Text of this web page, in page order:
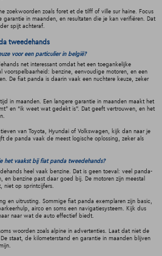
zoekwoorden zoals foret et de tilff of ville sur haine. Focus
in maanden, en resultaten die je kan verifiëren. Dat
spijt achteraf.
tweedehands
voor een particulier in belgië?
net interessant omdat het een toegankelijke
voorspelbaarheid: benzine, eenvoudige motoren, en een
De fiat panda is daarin vaak een nuchtere keuze, zeker
in maanden. Een langere garantie in maanden maakt het
en “ik weet wat gedekt is”. Dat geeft vertrouwen, en het
van Toyota, Hyundai of Volkswagen, kijk dan naar je
de panda vaak de meest logische oplossing, zeker als
het vaakst bij fiat panda tweedehands?
heel vaak benzine. Dat is geen toeval: veel panda-
en benzine past daar goed bij. De motoren zijn meestal
niet op sprintcijfers.
en uitrusting. Sommige fiat panda exemplaren zijn basic,
airco en soms een navigatiesysteem. Kijk dus
naar wat de auto effectief biedt.
woorden zoals alpine in advertenties. Laat dat niet de
staat, de kilometerstand en garantie in maanden blijven